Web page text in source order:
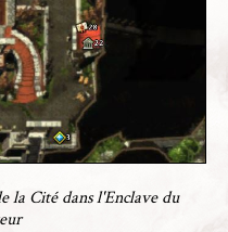
la Cité dans l'Enclave du